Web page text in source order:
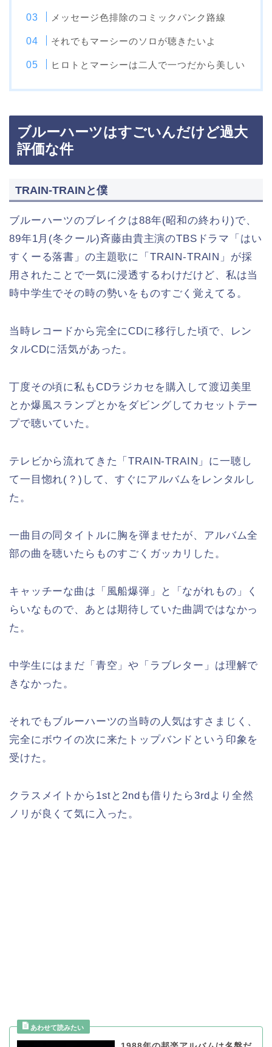
メッセージ色排除のコミックパンク路線
それでもマーシーのソロが聴きたいよ
ヒロトとマーシーは二人で一つだから美しい
ブルーハーツはすごいんだけど過大
評価な件
TRAIN-TRAINと僕
ブルーハーツのブレイクは88年(昭和の終わり)で、
89年1月(冬クール)斉藤由貴主演のTBSドラマ「はい
すくーる落書」の主題歌に「TRAIN-TRAIN」が採
用されたことで一気に浸透するわけだけど、私は当
時中学生でその時の勢いをものすごく覚えてる。
当時レコードから完全にCDに移行した頃で、レン
タルCDに活気があった。
丁度その頃に私もCDラジカセを購入して渡辺美里
とか爆風スランプとかをダビングしてカセットテー
プで聴いていた。
テレビから流れてきた「TRAIN-TRAIN」に一聴し
て一目惚れ(？)して、すぐにアルバムをレンタルし
た。
一曲目の同タイトルに胸を弾ませたが、アルバム全
部の曲を聴いたらものすごくガッカリした。
キャッチーな曲は「風船爆弾」と「ながれもの」く
らいなもので、あとは期待していた曲調ではなかっ
た。
中学生にはまだ「青空」や「ラブレター」は理解で
きなかった。
それでもブルーハーツの当時の人気はすさまじく、
完全にボウイの次に来たトップバンドという印象を
受けた。
クラスメイトから1stと2ndも借りたら3rdより全然
ノリが良くて気に入った。